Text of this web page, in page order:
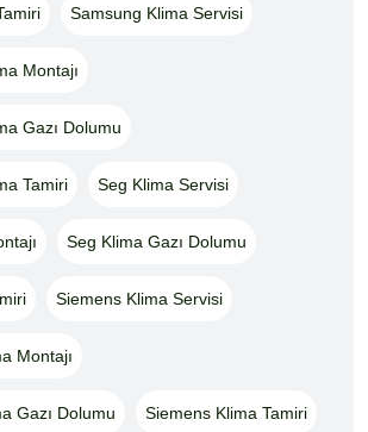
Samsung Klima Servisi
Montajı
Gazı Dolumu
Tamiri Seg Klima Servisi
Seg Klima Gazı Dolumu
Siemens Klima Servisi
Montajı
Gazı Dolumu Siemens Klima Tamiri